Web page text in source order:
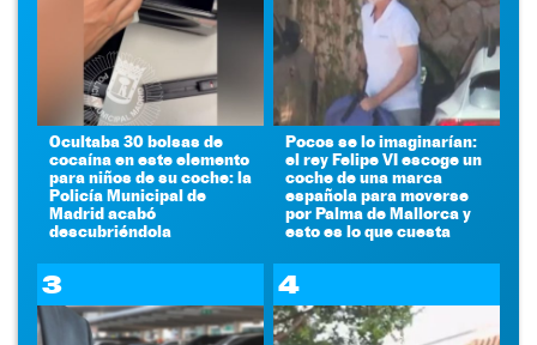
Ocultaba 30 bolsas de
cocaína en este elemento
para niños de su coche: la
Policía Municipal de
Madrid acabó
descubriéndola
Pocos se lo imaginarían:
el rey Felipe VI escoge un
coche de una marca
española para moverse
por Palma de Mallorca y
esto es lo que cuesta
3 4